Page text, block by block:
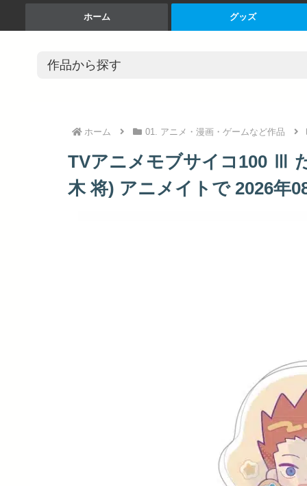
ホーム グッズ
ホーム 01. アニメ・漫画・ゲームなど作品
TVアニメモブサイコ100 Ⅲ
木 将) アニメイトで 2026年